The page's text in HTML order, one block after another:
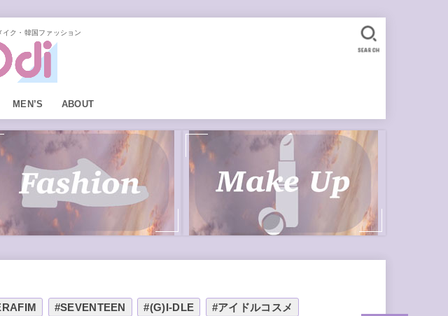
ク・韓国ファッション
MEN’S ABOUT
SEARCH
#SEVENTEEN #(G)I-DLE #アイドルコスメ